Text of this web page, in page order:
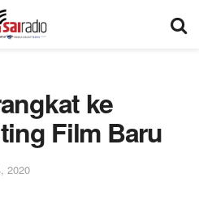
ke
Film Baru
2020